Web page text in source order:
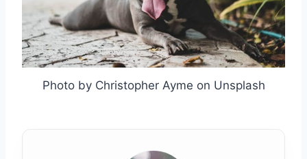
Photo by Christopher Ayme on Unsplash